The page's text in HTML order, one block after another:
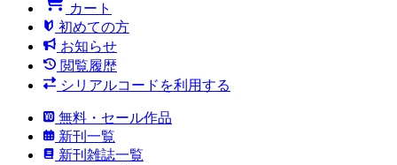
カート
初めての方
お知らせ
閲覧履歴
シリアルコードを利用する
無料・セール作品
新刊一覧
新刊雑誌一覧